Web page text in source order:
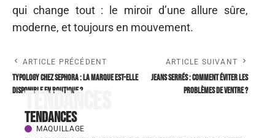
qui change tout : le miroir d’une allure sûre,
moderne, et toujours en mouvement.
ARTICLE PRÉCÉDENT
Typology chez Sephora : la marque est-elle
disponible en boutique ?
ARTICLE SUIVANT
Jeans serrés : Comment éviter les
problèmes de ventre ?
Tendances
Tendances
MAQUILLAGE